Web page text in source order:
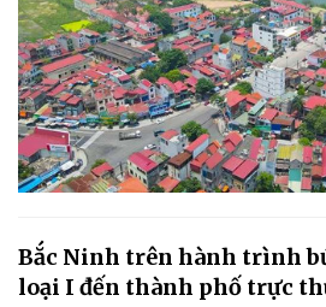
Bắc Ninh trên hành trình
loại I đến thành phố trực